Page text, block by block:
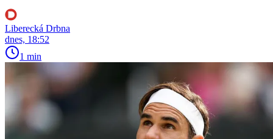
Liberecká Drbna
dnes, 18:52
1 min